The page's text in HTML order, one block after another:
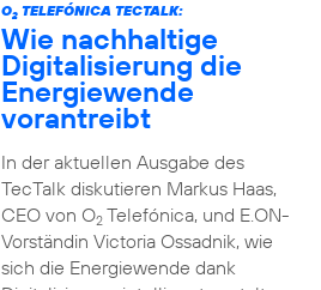
O2TELEFÓNICA TECTALK:
Wie nachhaltige
Digitalisierung die
Energiewende
vorantreibt
In der aktuellen Ausgabe des
TecTalk diskutieren Markus Haas,
CEO von O2Telefónica, und E.ON-
Vorständin Victoria Ossadnik, wie
sich die Energiewende dank